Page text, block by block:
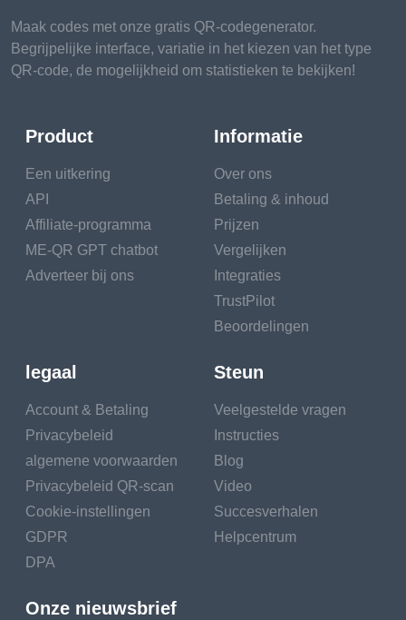
Maak codes met onze gratis QR-codegenerator.
Begrijpelijke interface, variatie in het kiezen van het type
QR-code, de mogelijkheid om statistieken te bekijken!
Product
Een uitkering
API
Affiliate-programma
ME-QR GPT chatbot
Adverteer bij ons
Informatie
Over ons
Betaling & inhoud
Prijzen
Vergelijken
Integraties
TrustPilot
Beoordelingen
legaal
Account & Betaling
Privacybeleid
algemene voorwaarden
Privacybeleid QR-scan
Cookie-instellingen
GDPR
DPA
Steun
Veelgestelde vragen
Instructies
Blog
Video
Succesverhalen
Helpcentrum
Onze nieuwsbrief